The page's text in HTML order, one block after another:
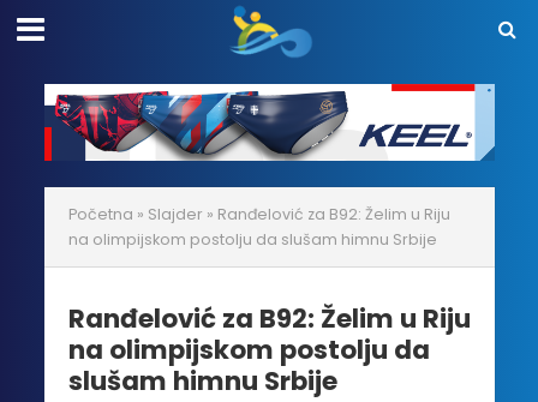
Početna » Slajder » Ranđelović za B92: Želim u Riju
na olimpijskom postolju da slušam himnu Srbije
Ranđelović za B92: Želim u Riju
na olimpijskom postolju da
slušam himnu Srbije